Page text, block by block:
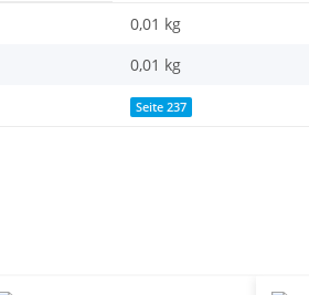
0,01 kg
0,01 kg
Seite 237